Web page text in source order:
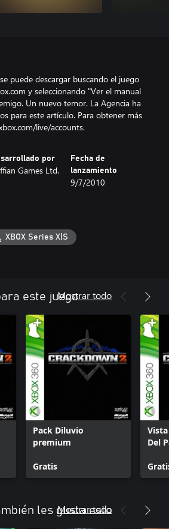
puede descargar buscando el juego
y seleccionando "Ver el manual
Un nuevo temor. La Agencia ha
para este artículo. Para obtener más
live/accounts.
por
Games Ltd.
Fecha de
lanzamiento
9/7/2010
XBOX Series X|S
este juegoMostrar todo
Pack Diluvio
premium
Gratis
Del
les gusta esto
Mostrar todo